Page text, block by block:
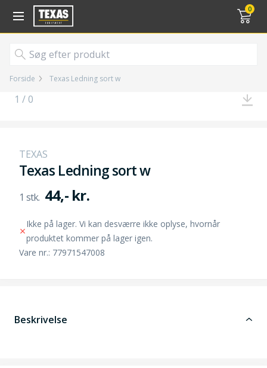
0
Gå til kurv (
Forside Texas Ledning sort w
1 / 0
TEXAS
Texas Ledning sort w
44,- kr.
Ikke på lager. Vi kan desværre ikke oplyse, hvornår
produktet kommer på lager igen.
Vare nr.: 77971547008
Beskrivelse